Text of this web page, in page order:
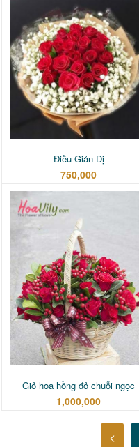
Điều Giản Dị
750,000
Giỏ hoa hồng đỏ chuỗi ngọc
1,000,000
<